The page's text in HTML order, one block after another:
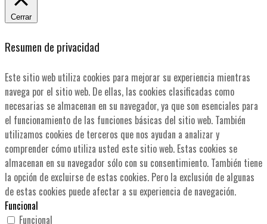
Cerrar
Resumen de privacidad
Este sitio web utiliza cookies para mejorar su experiencia mientras
navega por el sitio web. De ellas, las cookies clasificadas como
necesarias se almacenan en su navegador, ya que son esenciales para
el funcionamiento de las funciones básicas del sitio web. También
utilizamos cookies de terceros que nos ayudan a analizar y
comprender cómo utiliza usted este sitio web. Estas cookies se
almacenan en su navegador sólo con su consentimiento. También tiene
la opción de excluirse de estas cookies. Pero la exclusión de algunas
de estas cookies puede afectar a su experiencia de navegación.
Funcional
Funcional